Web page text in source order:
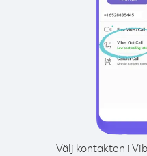
Välj kontakten i